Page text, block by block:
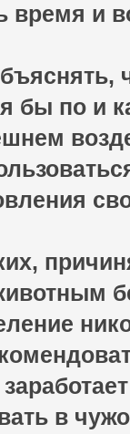
время и
бы по и
в